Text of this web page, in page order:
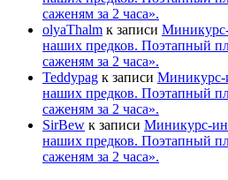
саженям за 2 часа».
olyaThalm к записи
наших предков. Поэтапный
саженям за 2 часа».
Teddypag к записи Миникурс-
наших предков. Поэтапный
саженям за 2 часа».
SirBew к записи Миникурс-
наших предков. Поэтапный
саженям за 2 часа».